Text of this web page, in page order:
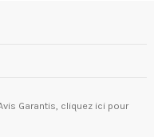
Garantis, cliquez ici pour